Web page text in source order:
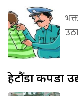
हेटौंडाकपडा